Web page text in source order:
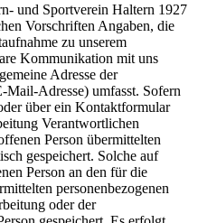
und Sportverein Haltern 1927
Vorschriften Angaben, die
zu unserem
Kommunikation mit uns
Adresse der
Mail-Adresse) umfasst. Sofern
über ein Kontaktformular
Verantwortlichen
Person übermittelten
gespeichert. Solche auf
Person an den für die
personenbezogenen
oder der